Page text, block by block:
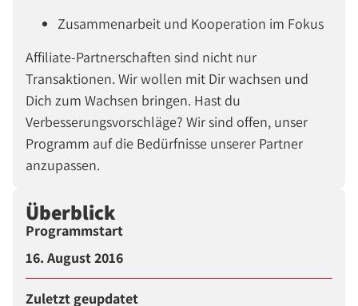
Zusammenarbeit und Kooperation im Fokus
Affiliate-Partnerschaften sind nicht nur
Transaktionen. Wir wollen mit Dir wachsen und
Dich zum Wachsen bringen. Hast du
Verbesserungsvorschläge? Wir sind offen, unser
Programm auf die Bedürfnisse unserer Partner
anzupassen.
Überblick
Programmstart
16. August 2016
Zuletzt geupdatet